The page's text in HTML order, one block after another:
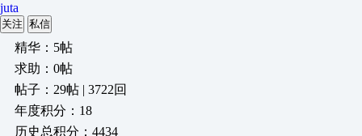
juta
关注 私信
精华：5帖
求助：0帖
帖子：29帖 | 3722回
年度积分：18
历史总积分：4434